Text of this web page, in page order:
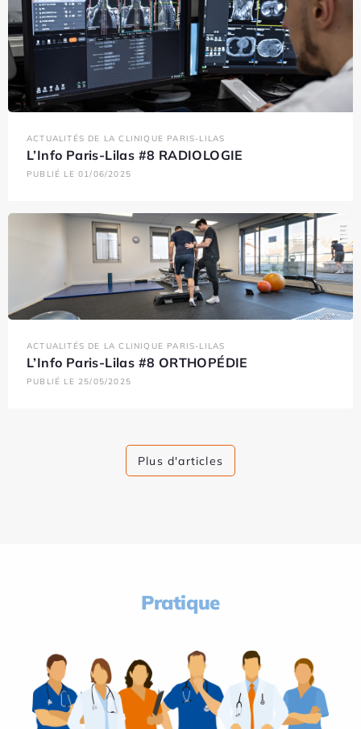
ACTUALITÉS DE LA CLINIQUE PARIS-LILAS
L’Info Paris-Lilas #8 RADIOLOGIE
PUBLIÉ LE 01/06/2025
ACTUALITÉS DE LA CLINIQUE PARIS-LILAS
L’Info Paris-Lilas #8 ORTHOPÉDIE
PUBLIÉ LE 25/05/2025
Plus d'articles
Pratique